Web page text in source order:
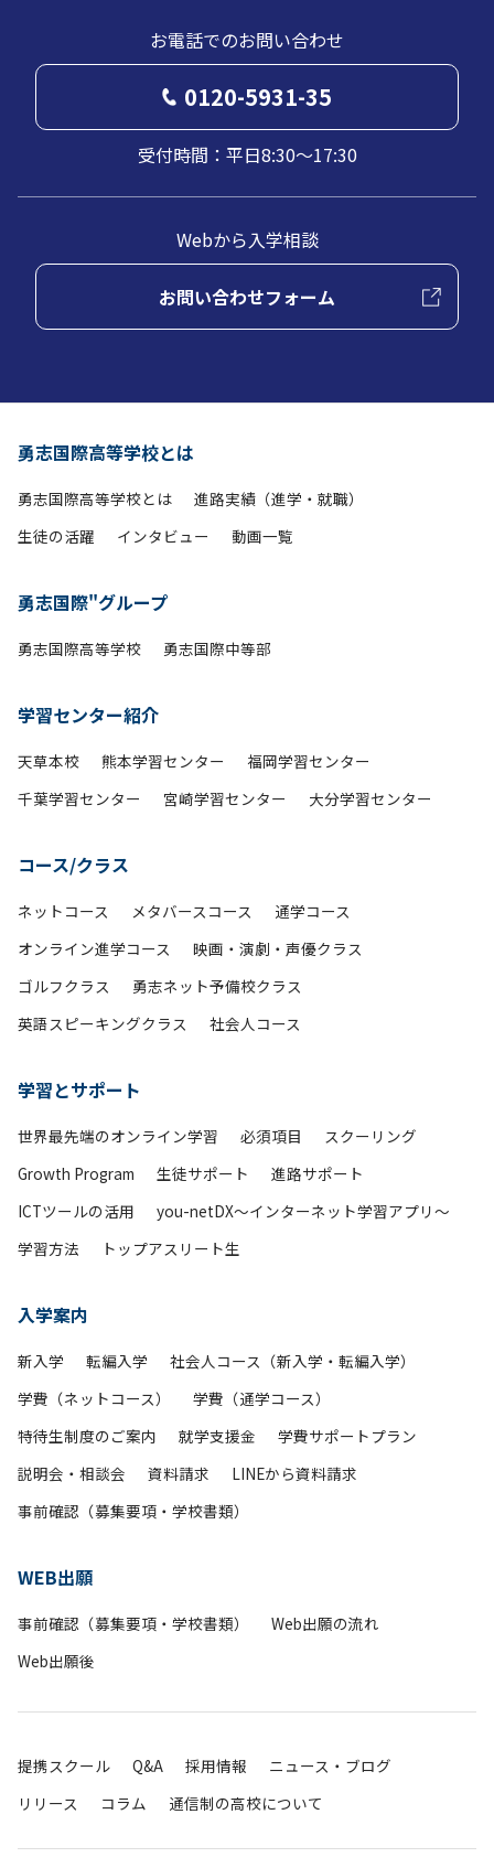
お電話でのお問い合わせ
0120-5931-35
受付時間：平日8:30～17:30
Webから入学相談
お問い合わせフォーム
勇志国際高等学校とは
勇志国際高等学校とは
進路実績（進学・就職）
生徒の活躍
インタビュー 動画一覧
勇志国際"グループ
勇志国際高等学校 勇志国際中等部
学習センター紹介
天草本校 熊本学習センター
福岡学習センター
千葉学習センター
宮崎学習センター 大分学習センター
コース/クラス
ネットコース メタバースコース
通学コース
オンライン進学コース
映画・演劇・声優クラス
ゴルフクラス
勇志ネット予備校クラス
英語スピーキングクラス
社会人コース
学習とサポート
世界最先端のオンライン学習 必須項目
スクーリング
Growth Program
生徒サポート
進路サポート
ICTツールの活用
you-netDX～インターネット学習アプリ～
学習方法
トップアスリート生
入学案内
新入学 転編入学
社会人コース（新入学・転編入学）
学費（ネットコース）
学費（通学コース）
特待生制度のご案内
就学支援金
学費サポートプラン
説明会・相談会
資料請求
LINEから資料請求
事前確認（募集要項・学校書類）
WEB出願
事前確認（募集要項・学校書類）
Web出願の流れ
Web出願後
提携スクール Q&A 採用情報
ニュース・ブログ
リリース
コラム 通信制の高校について